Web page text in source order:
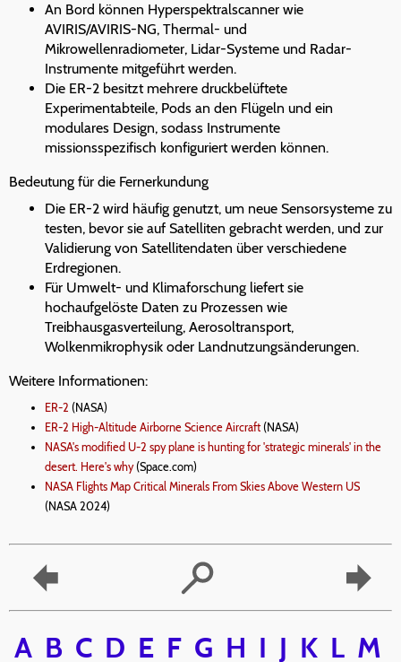
An Bord können Hyperspektralscanner wie
AVIRIS/AVIRIS-NG, Thermal- und
Mikrowellenradiometer, Lidar-Systeme und Radar-
Instrumente mitgeführt werden.
Die ER-2 besitzt mehrere druckbelüftete
Experimentabteile, Pods an den Flügeln und ein
modulares Design, sodass Instrumente
missionsspezifisch konfiguriert werden können.
Bedeutung für die Fernerkundung
Die ER-2 wird häufig genutzt, um neue Sensorsysteme zu
testen, bevor sie auf Satelliten gebracht werden, und zur
Validierung von Satellitendaten über verschiedene
Erdregionen.
Für Umwelt- und Klimaforschung liefert sie
hochaufgelöste Daten zu Prozessen wie
Treibhausgasverteilung, Aerosoltransport,
Wolkenmikrophysik oder Landnutzungsänderungen.
Weitere Informationen:
ER-2 (NASA)
ER-2 High-Altitude Airborne Science Aircraft(NASA)
NASA's modified U-2 spy plane is hunting for 'strategic minerals' in the
desert. Here's why(Space.com)
NASA Flights Map Critical Minerals From Skies Above Western US
(NASA 2024)
A B C D E F G H I J K L M